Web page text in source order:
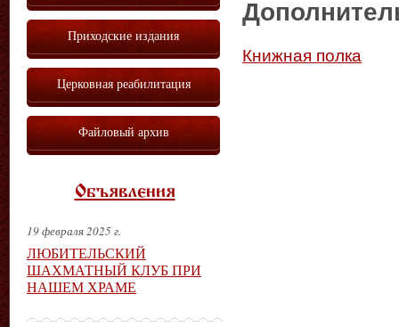
Книжная полка
Приходские издания
Церковная реабилитация
Файловый архив
Объявления
19 февраля 2025 г.
ЛЮБИТЕЛЬСКИЙ
ШАХМАТНЫЙ КЛУБ ПРИ
НАШЕМ ХРАМЕ